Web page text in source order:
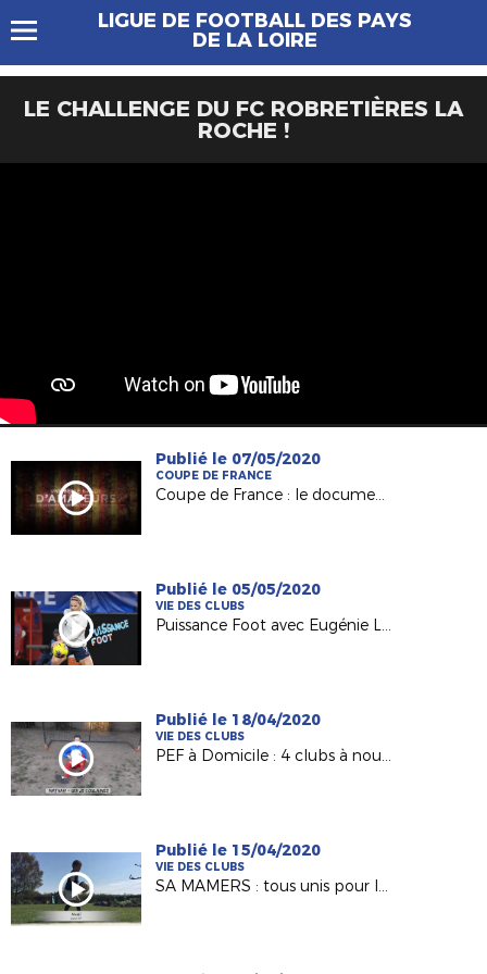
LIGUE DE FOOTBALL DES PAYS
DE LA LOIRE
LE CHALLENGE DU FC ROBRETIÈRES LA
ROCHE !
Publié le 07/05/2020
COUPE DE FRANCE
Coupe de France : le documentaire sur l'épopée de Calais en 2000
Publié le 05/05/2020
VIE DES CLUBS
Puissance Foot avec Eugénie Le Sommer
Publié le 18/04/2020
VIE DES CLUBS
PEF à Domicile : 4 clubs à nouveau représentés !
Publié le 15/04/2020
VIE DES CLUBS
SA MAMERS : tous unis pour les 100 ans !